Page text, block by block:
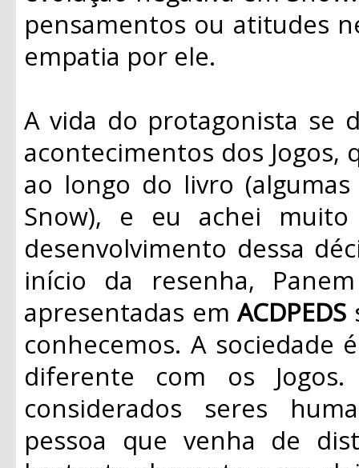
pensamentos ou atitudes
empatia por ele.
A vida do protagonista se
acontecimentos dos Jogos,
ao longo do livro
Snow), e eu achei muito
desenvolvimento dessa
início da resenha,
apresentadas emACDPEDS
conhecemos. A
diferente com os
considerados seres
pessoa que venha de